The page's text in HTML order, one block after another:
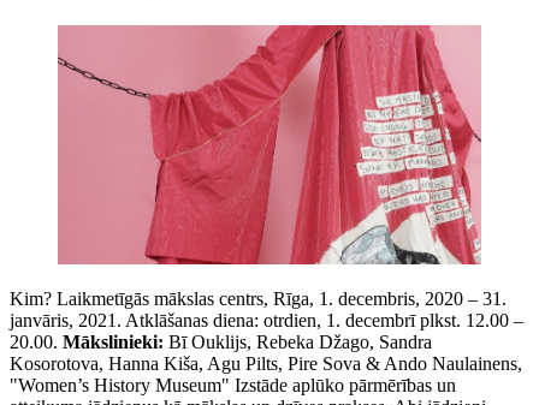
Kim? Laikmetīgās mākslas centrs, Rīga, 1. decembris, 2020 – 31.
janvāris, 2021. Atklāšanas diena: otrdien, 1. decembrī plkst. 12.00 –
20.00. Mākslinieki: Bī Ouklijs, Rebeka Džago, Sandra
Kosorotova, Hanna Kiša, Agu Pilts, Pire Sova & Ando Naulainens,
"Women’s History Museum" Izstāde aplūko pārmērības un